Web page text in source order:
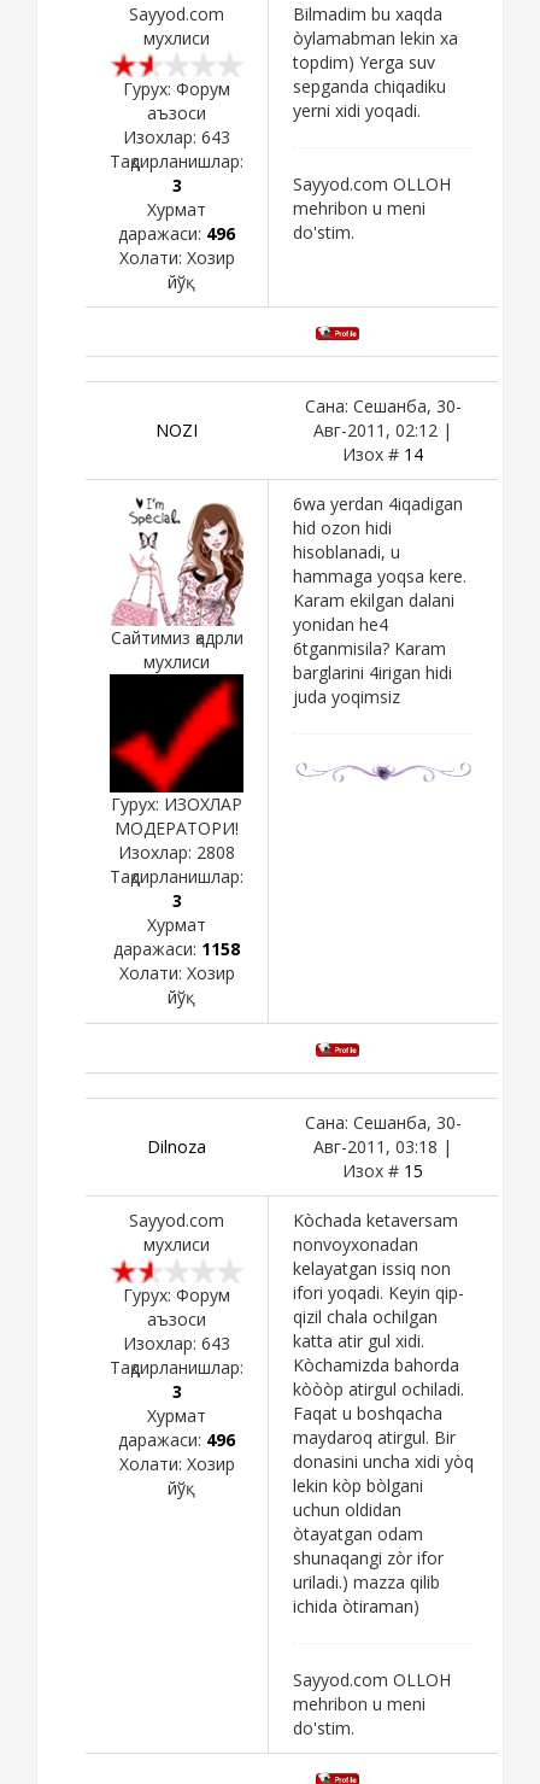
Sayyod.com
мухлиси
Гурух: Форум
аъзоси
Изохлар: 643
Тақдирланишлар:
3
Хурмат
даражаси: 496
Холати: Хозир
йўқ
Bilmadim bu xaqda
òylamabman lekin xa
topdim) Yerga suv
sepganda chiqadiku
yerni xidi yoqadi.
Sayyod.com OLLOH
mehribon u meni
do'stim.
NOZI
Сана: Сешанба, 30-
Авг-2011, 02:12 |
Изох # 14
Сайтимиз қадрли
мухлиси
Гурух: ИЗОХЛАР
МОДЕРАТОРИ!
Изохлар: 2808
Тақдирланишлар:
3
Хурмат
даражаси: 1158
Холати: Хозир
йўқ
6wa yerdan 4iqadigan
hid ozon hidi
hisoblanadi, u
hammaga yoqsa kere.
Karam ekilgan dalani
yonidan he4
6tganmisila? Karam
barglarini 4irigan hidi
juda yoqimsiz
Dilnoza
Сана: Сешанба, 30-
Авг-2011, 03:18 |
Изох # 15
Sayyod.com
мухлиси
Гурух: Форум
аъзоси
Изохлар: 643
Тақдирланишлар:
3
Хурмат
даражаси: 496
Холати: Хозир
йўқ
Kòchada ketaversam
nonvoyxonadan
kelayatgan issiq non
ifori yoqadi. Keyin qip-
qizil chala ochilgan
katta atir gul xidi.
Kòchamizda bahorda
kòòòp atirgul ochiladi.
Faqat u boshqacha
maydaroq atirgul. Bir
donasini uncha xidi yòq
lekin kòp bòlgani
uchun oldidan
òtayatgan odam
shunaqangi zòr ifor
uriladi.) mazza qilib
ichida òtiraman)
Sayyod.com OLLOH
mehribon u meni
do'stim.